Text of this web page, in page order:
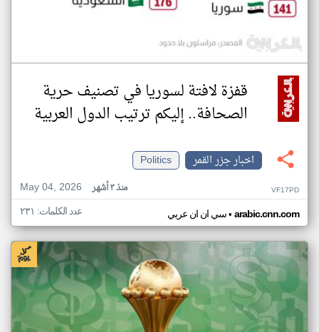
قفزة لافتة لسوريا في تصنيف حرية
الصحافة.. إليكم ترتيب الدول العربية
اخبار جزر القمر
Politics
May 04, 2026
منذ ٣ أشهر VF17PD
سي ان ان عربي• arabic.cnn.com عدد الكلمات: ٢٣١